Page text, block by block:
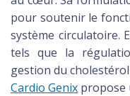
pour soutenir le
système circulatoire.
tels que la
gestion du
Cardio Genix propose